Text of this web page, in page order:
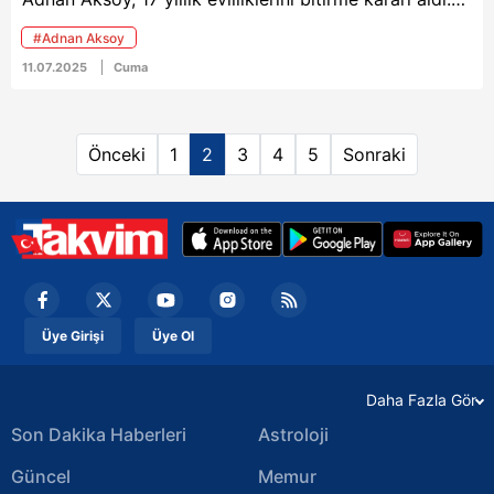
Olaylı bir şekilde yollarını ayıran ve karşılıklı
suçlamalarla sık sık magazin manşetlerinde yer alan
ikilinin boşanma davasında yeni bir gelişme yaşandı.
ardından ihanet belgelerini mahkemeye sundu. Dava
dosyasındaki detaylar ise ağızları açık bıraktı.
#Adnan Aksoy
11.07.2025 Cuma
Önceki 1 2 3 4 5 Sonraki
Üye Girişi Üye Ol
Daha Fazla Gör
Son Dakika Haberleri
Güncel
Astroloji
Memur